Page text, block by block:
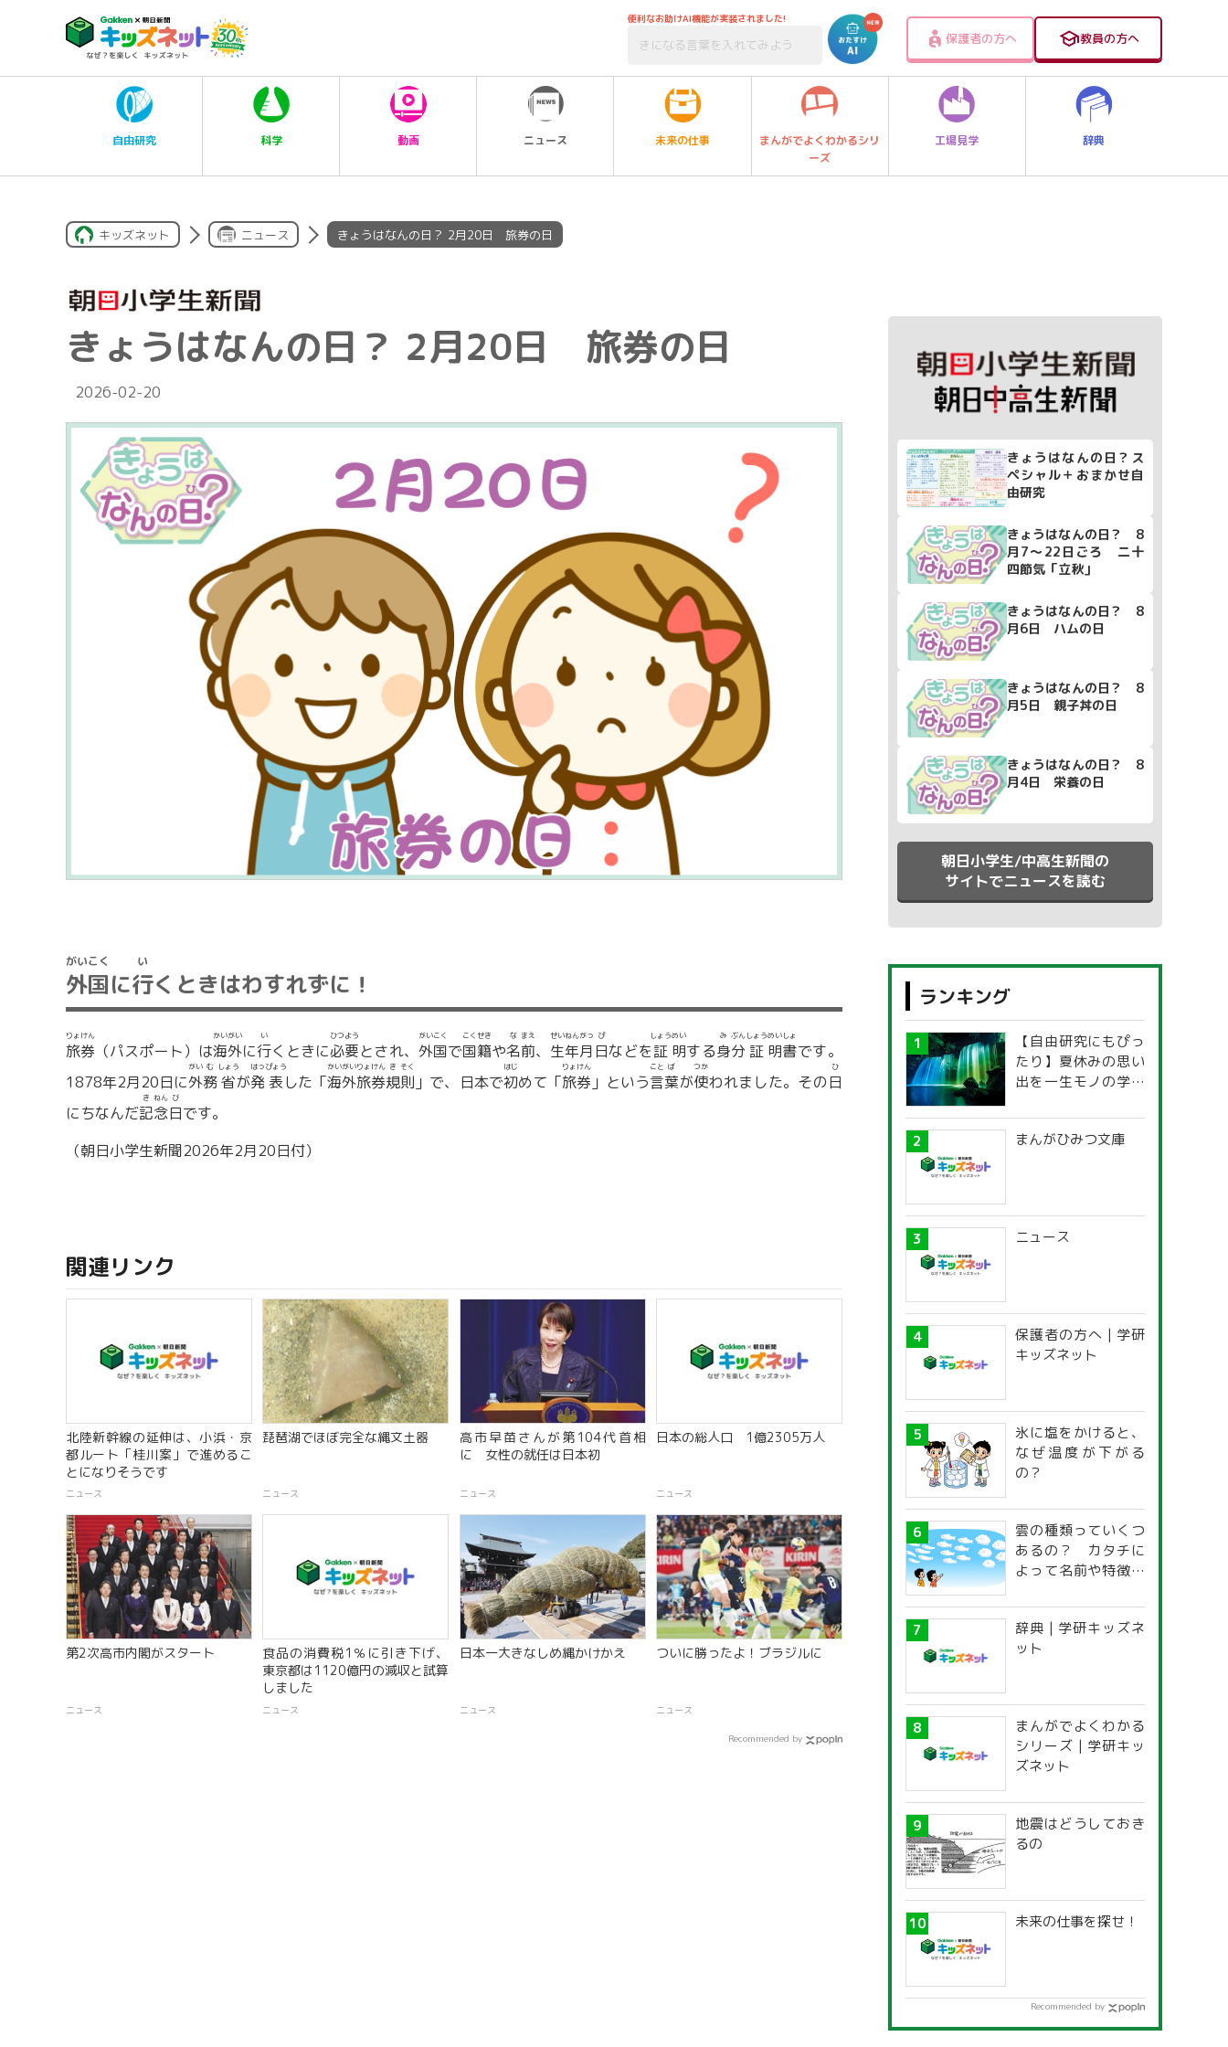
便利なお助けAI機能が実装されました!
保護者の方へ 教員の方へ
自由研究 科学 動画 ニュース 未来の仕事
まんがでよくわかるシリ
ーズ
工場見学 辞典
キッズネット ニュース きょうはなんの日？ 2月20日 旅券の日
きょうはなんの日？ 2月20日 旅券の日
2026-02-20
外
がい
国
こく
に行
い
くときはわすれずに！
旅
りょ
券
けん
（パスポート）は海
かい
外
がい
に行
い
くときに必
ひつ
要
よう
とされ、 外
がい
国
こく
で国
こく
籍
せき
や名
な
前
まえ
、 生
せい
年
ねん
月
がっ
日
ぴ
などを証
しょう
明
めい
する身
み
分
ぶん
証
しょう
明
めい
書
しょ
です。
1878年2月20日に外
がい
務
む
省
しょう
が発
はっ
表
ぴょう
した「海
かい
外
がい
旅
りょ
券
けん
規
き
則
そく
」で、日本で初
はじ
めて「旅
りょ
券
けん
」という言
こと
葉
ば
が使
つか
われました。その日
ひ
にちなんだ記
き
念
ねん
日
び
です。
（朝日小学生新聞2026年2月20日付）
関連リンク
北陸新幹線の延伸は、小浜・京
都ルート「桂川案」で進めるこ
とになりそうです
ニュース
琵琶湖でほぼ完全な縄文土器
ニュース
高市早苗さんが第104代首相
に 女性の就任は日本初
ニュース
日本の総人口 1億2305万人
ニュース
第2次高市内閣がスタート
ニュース
食品の消費税1％に引き下げ、
東京都は1120億円の減収と試算
しました
ニュース
日本一大きなしめ縄かけかえ
ニュース
ついに勝ったよ！ブラジルに
ニュース
Recommended by
きょうはなんの日？ス
ペシャル＋おまかせ自
由研究
きょうはなんの日？ 8
月7～22日ごろ 二十
四節気「立秋」
きょうはなんの日？ 8
月6日 ハムの日
きょうはなんの日？ 8
月5日 親子丼の日
きょうはなんの日？ 8
月4日 栄養の日
朝日小学生/中高生新聞の
サイトでニュースを読む
ランキング
【自由研究にもぴっ
たり】夏休みの思い
出を一生モノの学び
探究ガイド
まんがひみつ文庫
ニュース
保護者の方へ | 学研
キッズネット
氷に塩をかけると、
なぜ温度が下がる
の？
雲の種類っていくつ
あるの？ カタチに
よって名前や特徴が
辞典 | 学研キッズネ
ット
まんがでよくわかる
シリーズ | 学研キッ
ズネット
地震はどうしておき
るの
未来の仕事を探せ！
Recommended by